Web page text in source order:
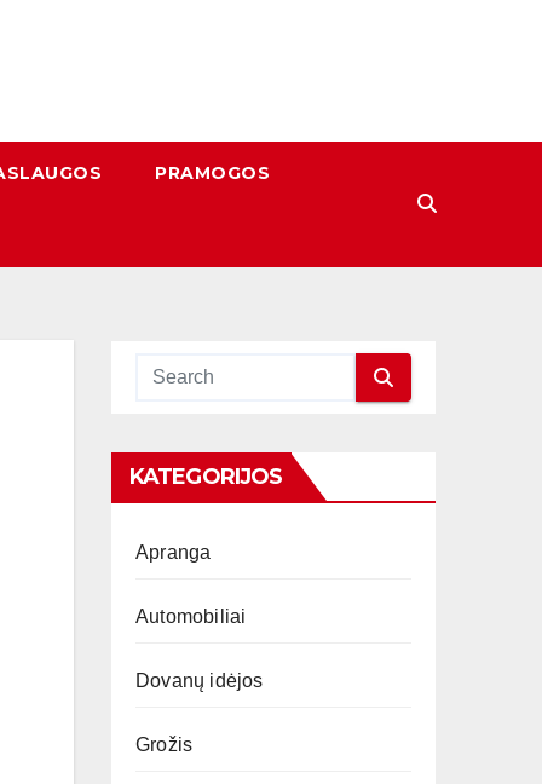
PRAMOGOS
KATEGORIJOS
Apranga
Automobiliai
Dovanų idėjos
Grožis